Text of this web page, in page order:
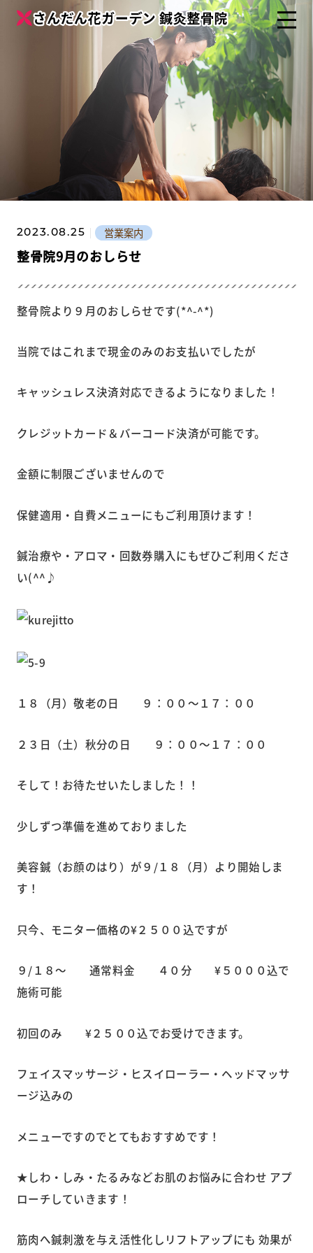
2023.08.25 営業案内
整骨院9月のおしらせ
整骨院より９月のおしらせです(*^-^*)
当院ではこれまで現金のみのお支払いでしたが
キャッシュレス決済対応できるようになりました！
クレジットカード＆バーコード決済が可能です。
金額に制限ございませんので
保健適用・自費メニューにもご利用頂けます！
鍼治療や・アロマ・回数券購入にもぜひご利用くださ
い(^^♪
１８（月）敬老の日 ９：００～１７：００
２３日（土）秋分の日 ９：００～１７：００
そして！お待たせいたしました！！
少しずつ準備を進めておりました
美容鍼（お顔のはり）が９/１８（月）より開始しま
す！
只今、モニター価格の¥２５００込ですが
９/１８～ 通常料金 ４０分 ¥５０００込で
施術可能
初回のみ ¥２５００込でお受けできます。
フェイスマッサージ・ヒスイローラー・ヘッドマッサ
ージ込みの
メニューですのでとてもおすすめです！
★しわ・しみ・たるみなどお肌のお悩みに合わせ アプ
ローチしていきます！
筋肉へ鍼刺激を与え活性化しリフトアップにも 効果が